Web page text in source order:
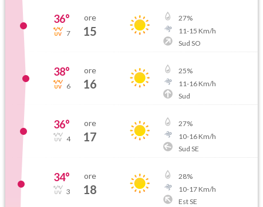
36°
7
ore
15
27%
11-15 Km/h
Sud SO
38°
6
ore
16
25%
11-16Km/h
Sud
36°
4
ore
17
27%
10-16Km/h
Sud SE
34°
3
ore
18
28%
10-17Km/h
Est SE